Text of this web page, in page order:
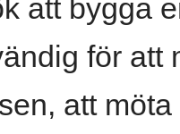
att bygga
för att
att